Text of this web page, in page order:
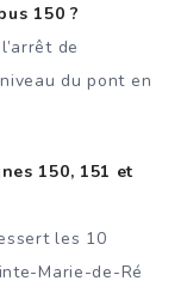
150 ?
de
du pont en
150, 151 et
les 10
Marie-de-Ré